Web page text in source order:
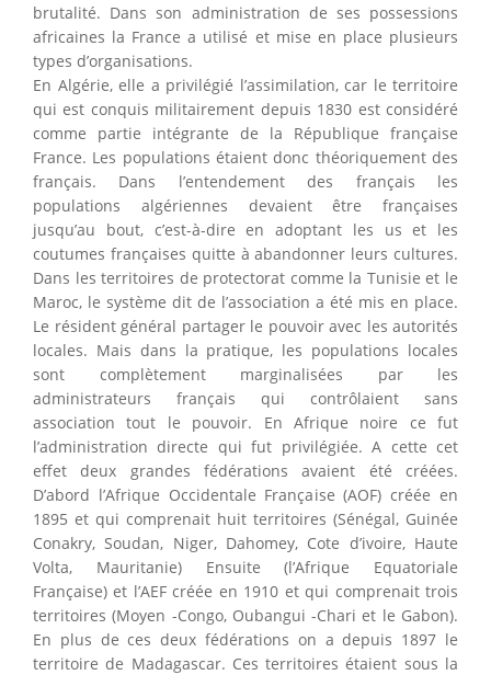
brutalité. Dans son administration de ses possessions
africaines la France a utilisé et mise en place plusieurs
types d’organisations.
En Algérie, elle a privilégié l’assimilation, car le territoire
qui est conquis militairement depuis 1830 est considéré
comme partie intégrante de la République française
France. Les populations étaient donc théoriquement des
français. Dans l’entendement des français les
populations algériennes devaient être françaises
jusqu’au bout, c’est-à-dire en adoptant les us et les
coutumes françaises quitte à abandonner leurs cultures.
Dans les territoires de protectorat comme la Tunisie et le
Maroc, le système dit de l’association a été mis en place.
Le résident général partager le pouvoir avec les autorités
locales. Mais dans la pratique, les populations locales
sont complètement marginalisées par les
administrateurs français qui contrôlaient sans
association tout le pouvoir. En Afrique noire ce fut
l’administration directe qui fut privilégiée. A cette cet
effet deux grandes fédérations avaient été créées.
D’abord l’Afrique Occidentale Française (AOF) créée en
1895 et qui comprenait huit territoires (Sénégal, Guinée
Conakry, Soudan, Niger, Dahomey, Cote d’ivoire, Haute
Volta, Mauritanie) Ensuite (l’Afrique Equatoriale
Française) et l’AEF créée en 1910 et qui comprenait trois
territoires (Moyen -Congo, Oubangui -Chari et le Gabon).
En plus de ces deux fédérations on a depuis 1897 le
territoire de Madagascar. Ces territoires étaient sous la